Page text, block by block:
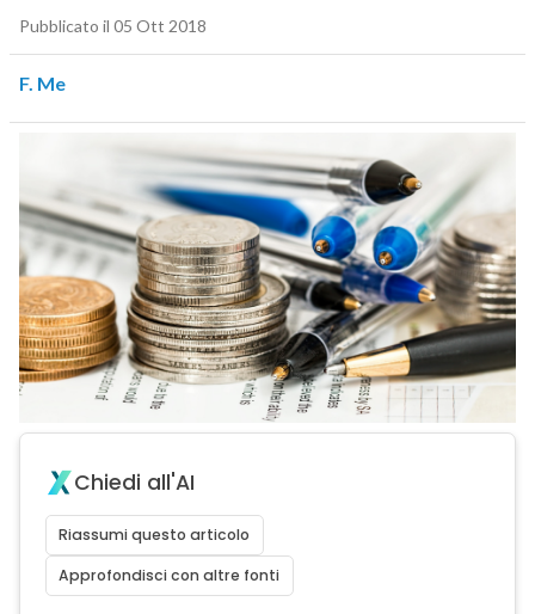
Pubblicato il 05 Ott 2018
F. Me
Chiedi all'AI
Riassumi questo articolo
Approfondisci con altre fonti